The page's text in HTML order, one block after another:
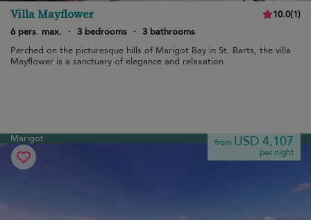
Villa Mayflower 10.0(1)
6 pers. max.
· 3 bedrooms · 3 bathrooms
Perched on the picturesque hills of Marigot Bay in St. Barts, the villa
Mayflower is a sanctuary of elegance and relaxation.
Marigot from USD 4,107
per night